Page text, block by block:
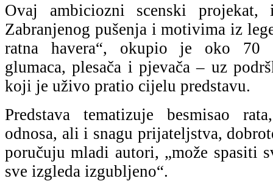
Ovaj ambiciozni scenski projekat,
Zabranjenog pušenja i motivima iz
ratna havera“, okupio je oko 70
glumaca, plesača i pjevača – uz
koji je uživo pratio cijelu predstavu.
Predstava tematizuje besmisao
odnosa, ali i snagu prijateljstva,
poručuju mladi autori, „može spasiti
sve izgleda izgubljeno“.